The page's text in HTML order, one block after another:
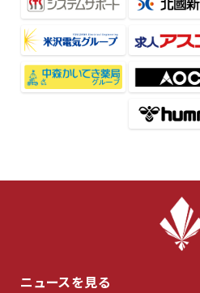
ニュースを見る